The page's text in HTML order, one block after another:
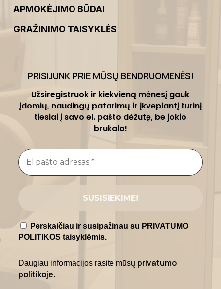
APMOKĖJIMO BŪDAI
GRAŽINIMO TAISYKLĖS
PRISIJUNK PRIE MŪSŲ BENDRUOMENĖS!
Užsiregistruok ir kiekvieną mėnesį gauk
įdomių, naudingų patarimų ir įkvepiantį turinį
tiesiai į savo el. pašto dėžutę, be jokio
brukalo!
Perskaičiau ir susipažinau su PRIVATUMO
POLITIKOS taisyklėmis.
Daugiau informacijos rasite mūsų privatumo
politikoje.